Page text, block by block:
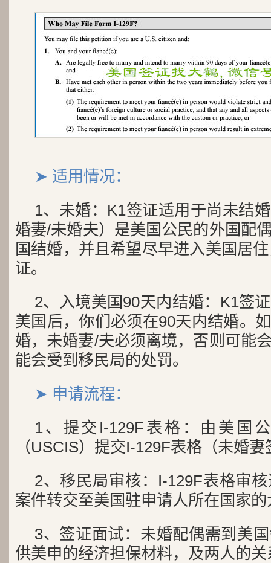
➤ 适用情况：
1、未婚：K1签证适用于尚未结
婚妻/未婚夫）是美国公民的外国配
国结婚，并且希望尽早进入美国居
证。
2、入境美国90天内结婚：K1签
美国后，你们必须在90天内结婚。
婚，未婚妻/夫必须离境，否则可能
能会受到移民局的处罚。
➤ 申请流程：
1、提交I-129F表格：由美国
（USCIS）提交I-129F表格（未婚
2、移民局审核：I-129F表格审
案件转交至美国驻申请人所在国家
3、签证面试：未婚配偶需到美
供美申的经济担保材料，及两人的